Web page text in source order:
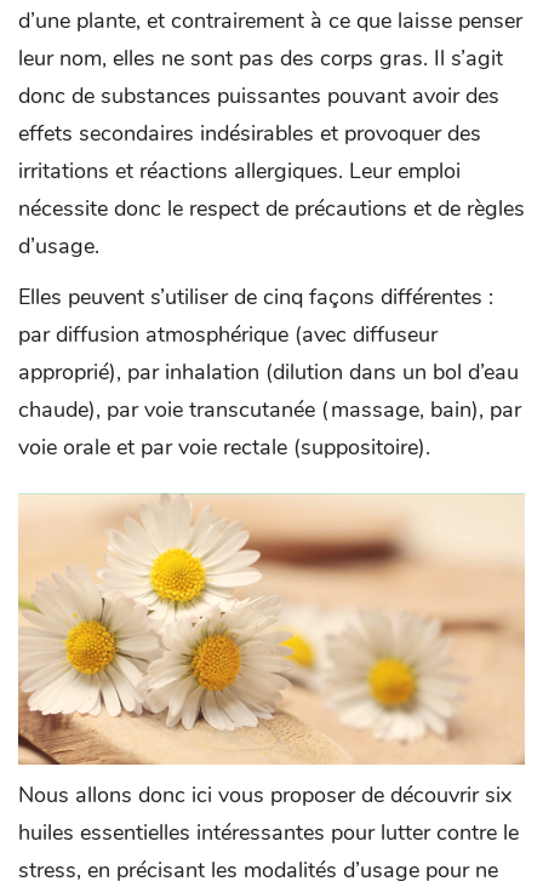
d’une plante, et contrairement à ce que laisse penser
leur nom, elles ne sont pas des corps gras. Il s’agit
donc de substances puissantes pouvant avoir des
effets secondaires indésirables et provoquer des
irritations et réactions allergiques. Leur emploi
nécessite donc le respect de précautions et de règles
d’usage.
Elles peuvent s’utiliser de cinq façons différentes :
par diffusion atmosphérique (avec diffuseur
approprié), par inhalation (dilution dans un bol d’eau
chaude), par voie transcutanée (massage, bain), par
voie orale et par voie rectale (suppositoire).
Nous allons donc ici vous proposer de découvrir six
huiles essentielles intéressantes pour lutter contre le
stress, en précisant les modalités d’usage pour ne